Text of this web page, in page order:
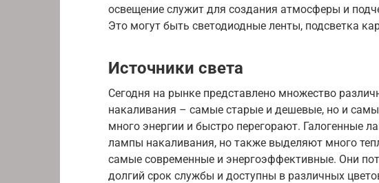
освещение служит для создания атмосферы и
Это могут быть светодиодные ленты, подсветка
Источники света
Сегодня на рынке представлено множество
накаливания – самые старые и дешевые, но и
много энергии и быстро перегорают. Галогенные
лампы накаливания, но также выделяют много
самые современные и энергоэффективные. Они
долгий срок службы и доступны в различных